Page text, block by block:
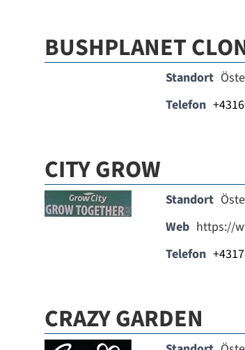
BUSHPLANET
Standort
Telefon
CITY GROW
Standort
Web https://
Telefon
CRAZY GARDEN